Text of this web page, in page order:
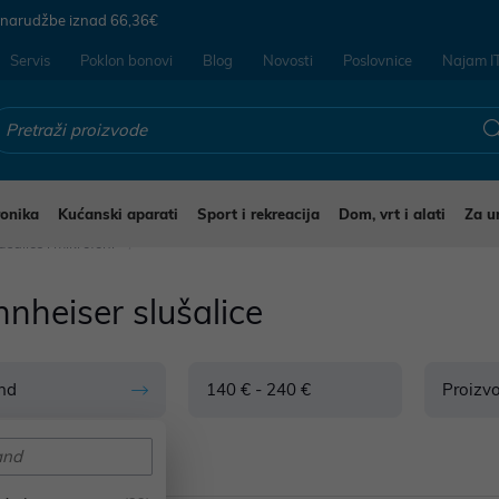
iznad 66,36€
Servis Poklon bonovi Blog Novosti Poslovnice Najam
Kućanski aparati Sport i rekreacija Dom, vrt i alati Za
slušalice
140 € - 240 €
Sennheiser